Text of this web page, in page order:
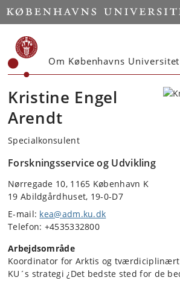
Start
Om Københavns Universitet
Kristine Engel
Arendt
Specialkonsulent
Forskningsservice og Udvikling
Nørregade 10, 1165 København K
19 Abildgårdhuset, 19-0-D7
E-mail: kea@adm.ku.dk
Telefon: +4535332800
Arbejdsområde
Koordinator for Arktis og
KU´s strategi ¿Det bedste sted for de